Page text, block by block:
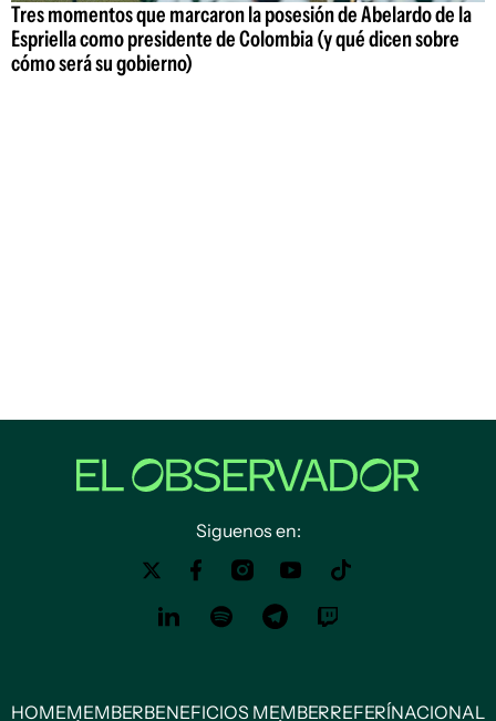
Tres momentos que marcaron la posesión de Abelardo de la
Espriella como presidente de Colombia (y qué dicen sobre
cómo será su gobierno)
Siguenos en:
HOMEMEMBERBENEFICIOS MEMBERREFERÍNACIONAL